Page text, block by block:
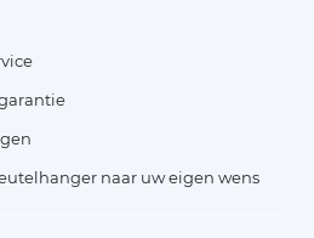
naar uw eigen wens